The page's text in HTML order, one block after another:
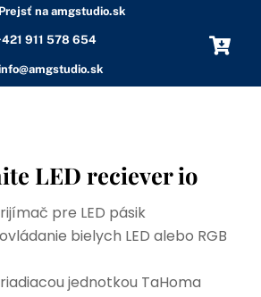
Prejsť na amgstudio.sk
911 578 654
LED reciever io
pre LED pásik
bielych LED alebo RGB
jednotkou TaHoma